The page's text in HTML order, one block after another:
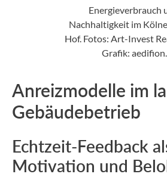
Energieverbrauch
Nachhaltigkeit im
Hof. Fotos: Art-Invest
Grafik: aedifion.
Anreizmodelle im
Gebäudebetrieb
Echtzeit-Feedback
Motivation und